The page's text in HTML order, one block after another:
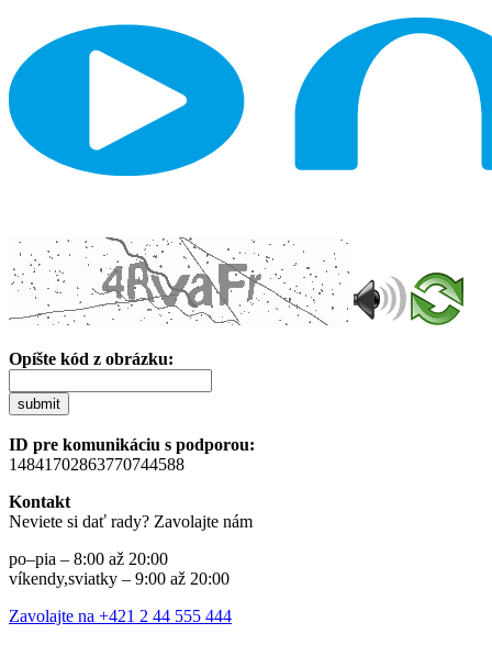
Opíšte kód z obrázku:
submit
ID pre komunikáciu s podporou:
14841702863770744588
Kontakt
Neviete si dať rady? Zavolajte nám
po–pia – 8:00 až 20:00
víkendy,sviatky – 9:00 až 20:00
Zavolajte na +421 2 44 555 444